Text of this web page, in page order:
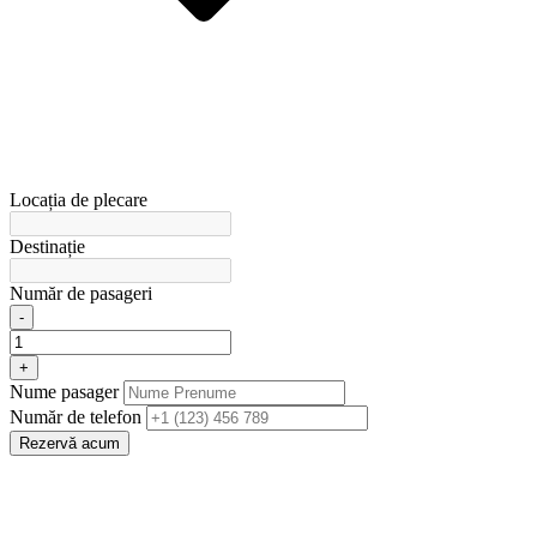
Locația de plecare
Destinație
Număr de pasageri
-
+
Nume pasager
Număr de telefon
Rezervă acum